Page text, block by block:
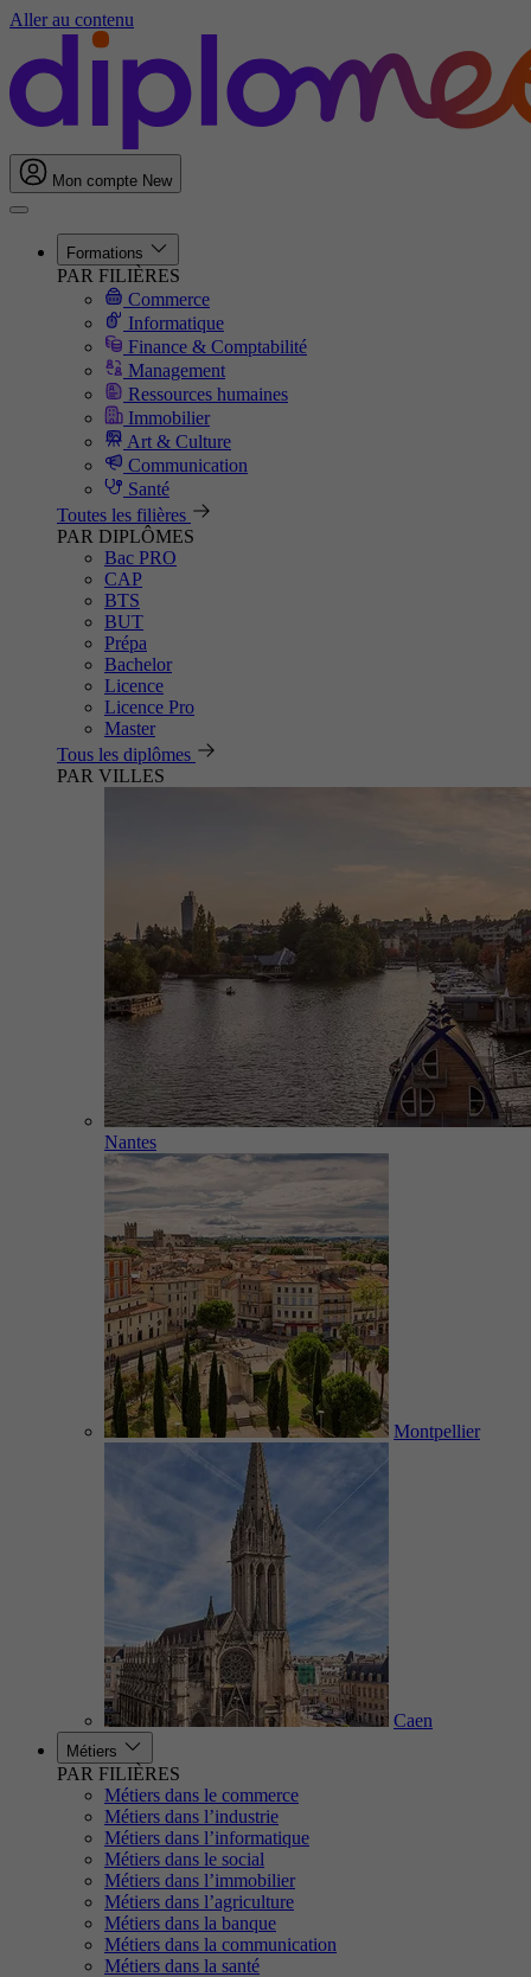
Aller au contenu
Mon compte New
Formations
PAR FILIÈRES
Commerce
Informatique
Finance & Comptabilité
Management
Ressources humaines
Immobilier
Art & Culture
Communication
Santé
Toutes les filières
PAR DIPLÔMES
Bac PRO
CAP
BTS
BUT
Prépa
Bachelor
Licence
Licence Pro
Master
Tous les diplômes
PAR VILLES
Nantes
Montpellier
Caen
Métiers
PAR FILIÈRES
Métiers dans le commerce
Métiers dans l’industrie
Métiers dans l’informatique
Métiers dans le social
Métiers dans l’immobilier
Métiers dans l’agriculture
Métiers dans la banque
Métiers dans la communication
Métiers dans la santé